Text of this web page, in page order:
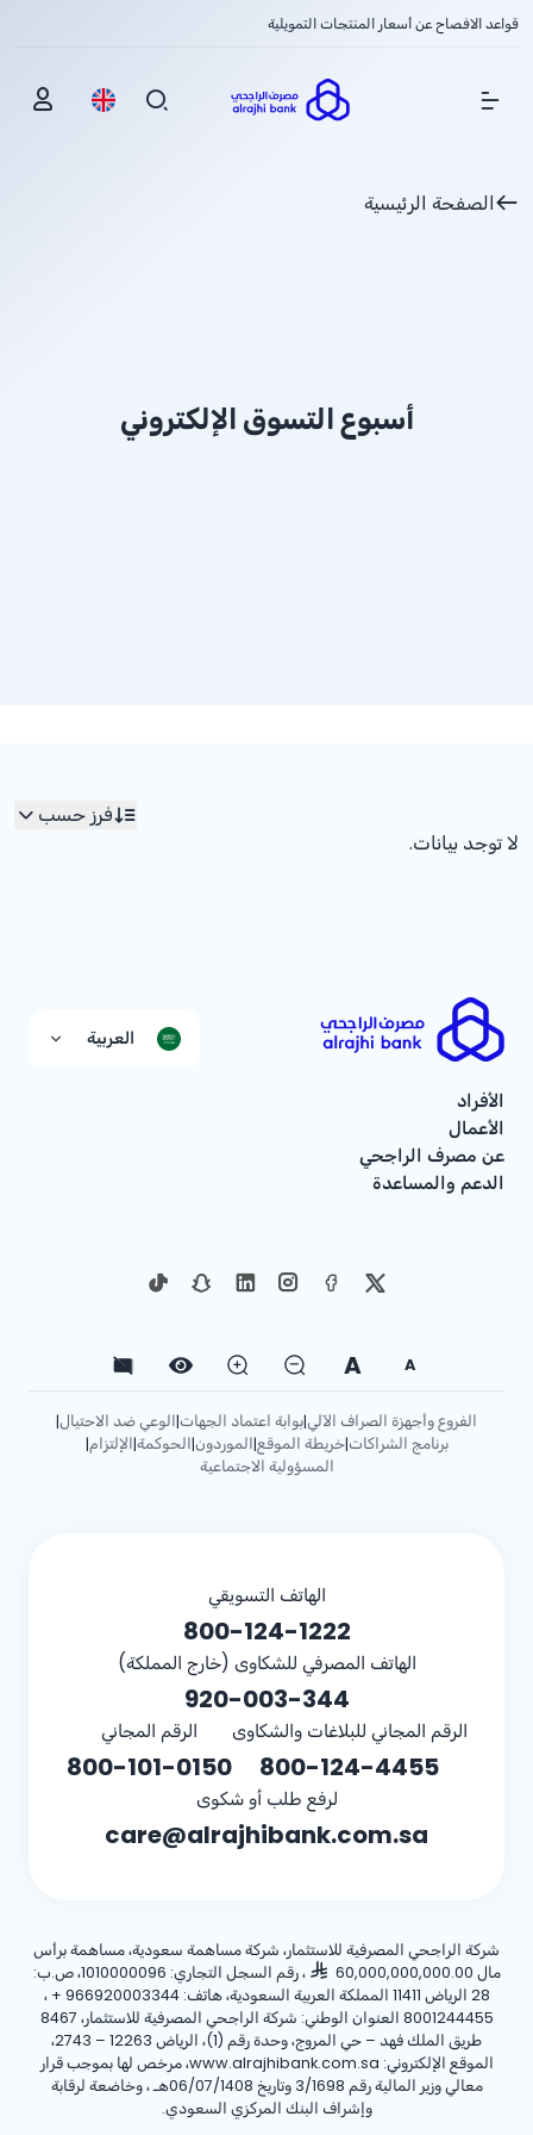
قواعد الافصاح عن أسعار المنتجات التمويلية
Show Menu
الصفحة الرئيسية
أسبوع التسوق الإلكتروني
فرز حسب
لا توجد بيانات.
العربية
الأفراد
الأعمال
عن مصرف الراجحي
الدعم والمساعدة
A
A
الفروع وأجهزة الصراف الآلي|بوابة اعتماد الجهات|الوعي ضد الاحتيال|
برنامج الشراكات|خريطة الموقع|الموردون|الحوكمة|الإلتزام|
المسؤولية الاجتماعية
الهاتف التسويقي
800-124-1222
الهاتف المصرفي للشكاوى (خارج المملكة)
920-003-344
الرقم المجاني للبلاغات والشكاوى
800-124-4455
الرقم المجاني
800-101-0150
لرفع طلب أو شكوى
care@alrajhibank.com.sa
شركة الراجحي المصرفية للاستثمار، شركة مساهمة سعودية، مساهمة برأس
مال 60,000,000,000.00
، رقم السجل التجاري: 1010000096، ص.ب:
28 الرياض 11411 المملكة العربية السعودية، هاتف:
+ 966920003344 ،
8001244455 العنوان الوطني: شركة الراجحي المصرفية للاستثمار، 8467
طريق الملك فهد – حي المروج، وحدة رقم (1)، الرياض 12263 – 2743،
الموقع الإلكتروني: www.alrajhibank.com.sa، مرخص لها بموجب قرار
معالي وزير المالية رقم 3/1698 وتاريخ 06/07/1408هـ ، وخاضعة لرقابة
وإشراف البنك المركزي السعودي.